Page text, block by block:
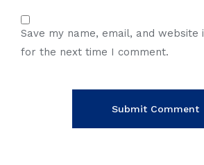
Save my name, email, and
for the next time I comment.